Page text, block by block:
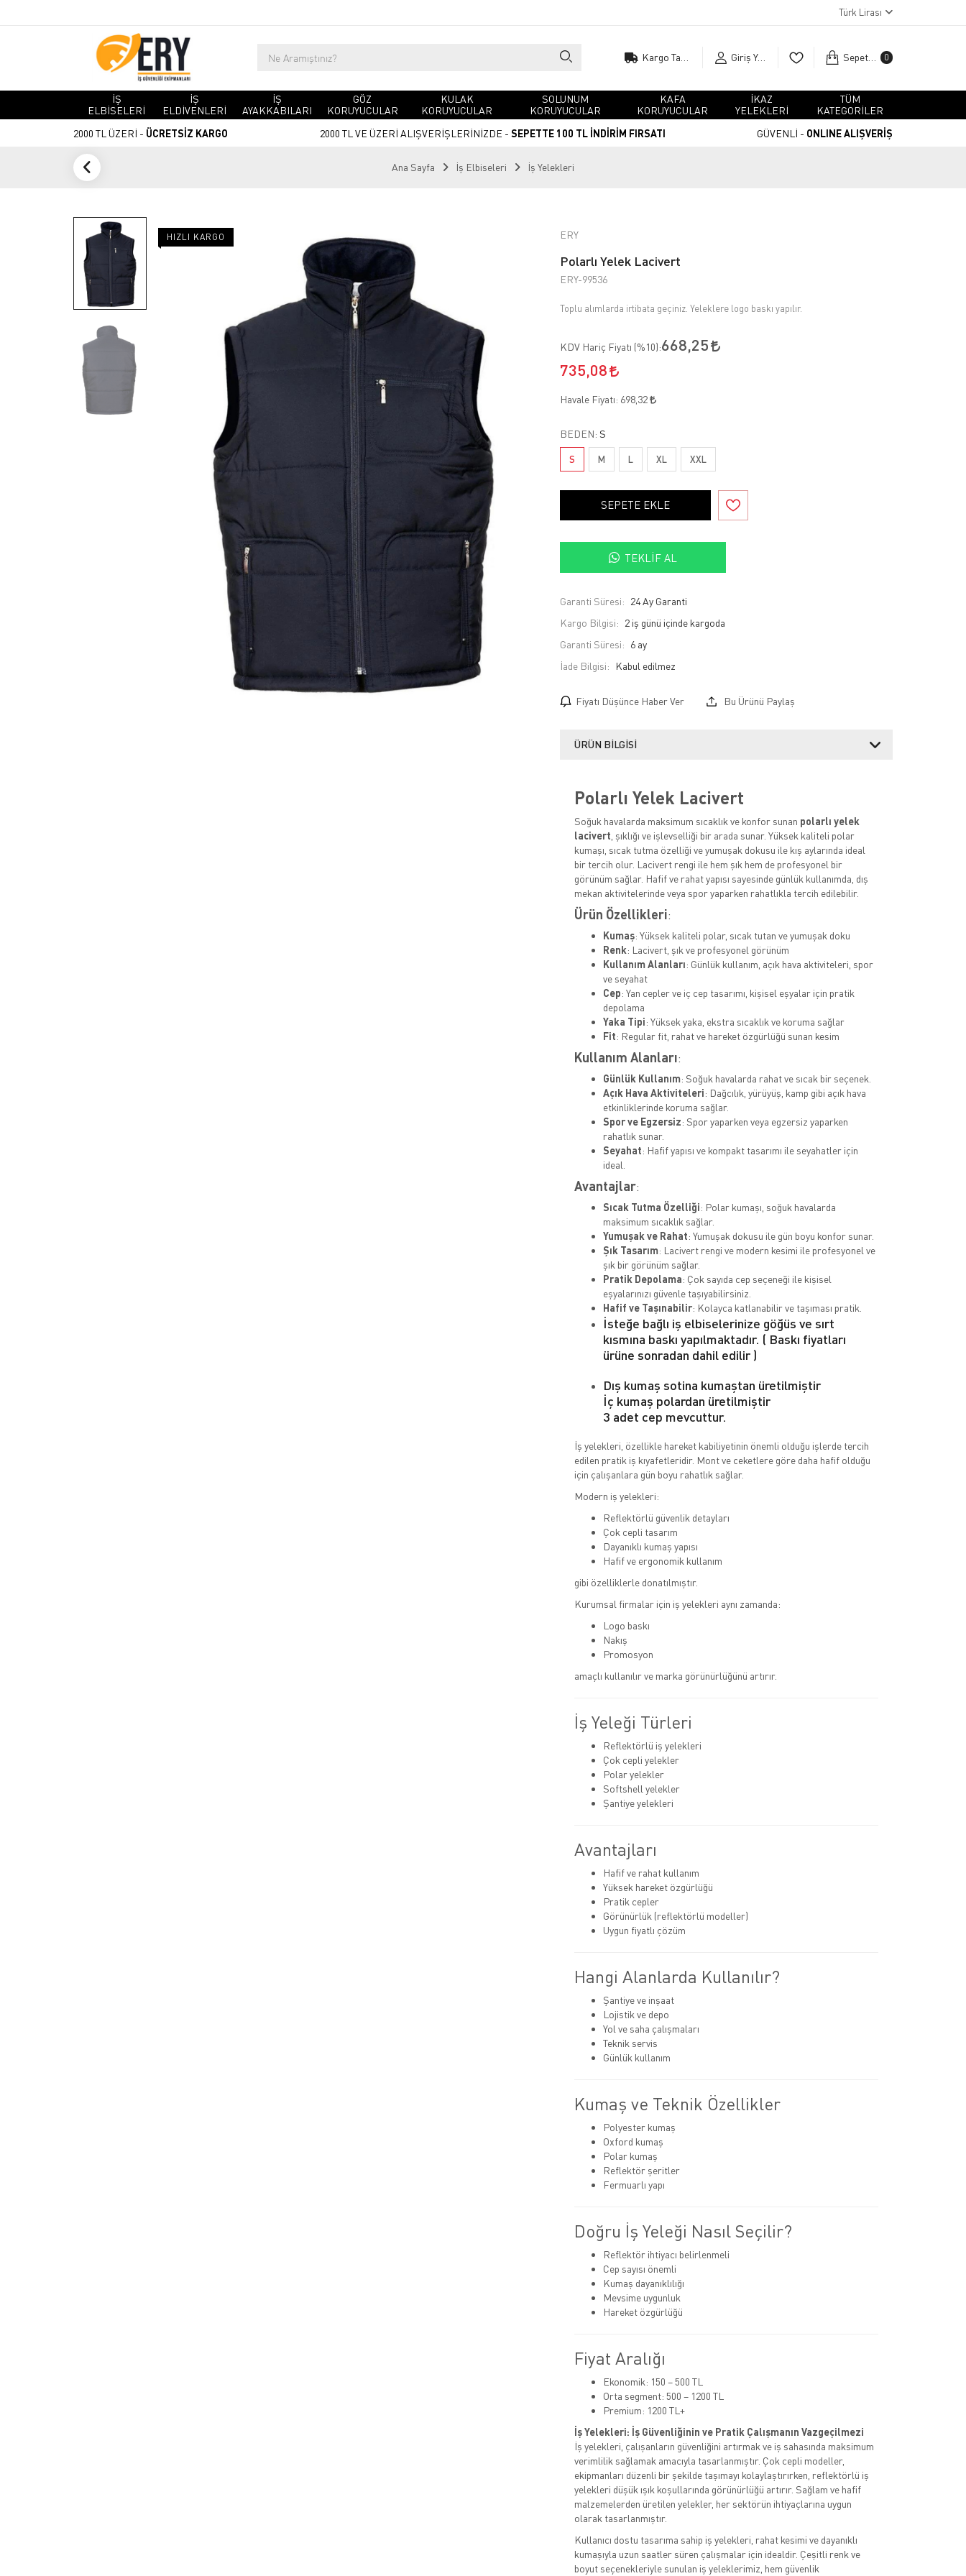
Türk Lirası
Giriş Yap Sepetim 0
İŞ
ELBİSELERİ
İŞ
ELDİVENLERİ
İŞ
AYAKKABILARI
GÖZ
KORUYUCULAR
KULAK
KORUYUCULAR
SOLUNUM
KORUYUCULAR
KAFA
KORUYUCULAR
İKAZ
YELEKLERİ
TÜM
KATEGORİLER
2000 TL ÜZERİ - ÜCRETSİZ KARGO 2000 TL VE ÜZERİ ALIŞVERİŞLERİNİZDE - SEPETTE 100 TL İNDİRİM FIRSATI GÜVENLİ - ONLINE ALIŞVERİŞ
Ana Sayfa İş Elbiseleri İş Yelekleri
HIZLI KARGO ERY
Polarlı Yelek Lacivert
ERY-99536
Toplu alımlarda irtibata geçiniz. Yeleklere logo baskı yapılır.
KDV Hariç Fiyatı (%10):668,25
735,08
Havale Fiyatı: 698,32
BEDEN: S
S M L XL XXL
SEPETE EKLE
TEKLIF AL
Garanti Süresi: 24 Ay Garanti
Kargo Bilgisi: 2 iş günü içinde kargoda
Garanti Süresi: 6 ay
İade Bilgisi:
Fiyatı Düşünce Haber Ver Bu Ürünü Paylaş
ÜRÜN BILGISI
Polarlı Yelek Lacivert
Soğuk havalarda maksimum sıcaklık ve konfor sunan polarlı yelek
lacivert , şıklığı ve işlevselliği bir arada sunar. Yüksek kaliteli polar
kumaşı, sıcak tutma özelliği ve yumuşak dokusu ile kış aylarında ideal
bir tercih olur. Lacivert rengi ile hem şık hem de profesyonel bir
görünüm sağlar. Hafif ve rahat yapısı sayesinde günlük kullanımda, dış
mekan aktivitelerinde veya spor yaparken rahatlıkla tercih edilebilir.
Ürün Özellikleri:
Kumaş: Yüksek kaliteli polar, sıcak tutan ve yumuşak doku
Renk: Lacivert, şık ve profesyonel görünüm
Kullanım Alanları: Günlük kullanım, açık hava aktiviteleri, spor
ve seyahat
Cep: Yan cepler ve iç cep tasarımı, kişisel eşyalar için pratik
depolama
Yaka Tipi: Yüksek yaka, ekstra sıcaklık ve koruma sağlar
Fit: Regular fit, rahat ve hareket özgürlüğü sunan kesim
Kullanım Alanları:
Günlük Kullanım: Soğuk havalarda rahat ve sıcak bir seçenek.
Açık Hava Aktiviteleri: Dağcılık, yürüyüş, kamp gibi açık hava
etkinliklerinde koruma sağlar.
Spor ve Egzersiz: Spor yaparken veya egzersiz yaparken
rahatlık sunar.
Seyahat: Hafif yapısı ve kompakt tasarımı ile seyahatler için
ideal.
Avantajlar:
Sıcak Tutma Özelliği: Polar kumaşı, soğuk havalarda
maksimum sıcaklık sağlar.
Yumuşak ve Rahat: Yumuşak dokusu ile gün boyu konfor sunar.
Şık Tasarım: Lacivert rengi ve modern kesimi ile profesyonel ve
şık bir görünüm sağlar.
Pratik Depolama: Çok sayıda cep seçeneği ile kişisel
eşyalarınızı güvenle taşıyabilirsiniz.
Hafif ve Taşınabilir: Kolayca katlanabilir ve taşıması pratik.
İsteğe bağlı iş elbiselerinize göğüs ve sırt
kısmına baskı yapılmaktadır. ( Baskı fiyatları
ürüne sonradan dahil edilir )
Dış kumaş sotina kumaştan üretilmiştir
İç kumaş polardan üretilmiştir
3 adet cep mevcuttur.
İş yelekleri, özellikle hareket kabiliyetinin önemli olduğu işlerde tercih
edilen pratik iş kıyafetleridir. Mont ve ceketlere göre daha hafif olduğu
için çalışanlara gün boyu rahatlık sağlar.
Modern iş yelekleri:
Reflektörlü güvenlik detayları
Çok cepli tasarım
Dayanıklı kumaş yapısı
Hafif ve ergonomik kullanım
gibi özelliklerle donatılmıştır.
Kurumsal firmalar için iş yelekleri aynı zamanda:
Logo baskı
Nakış
Promosyon
amaçlı kullanılır ve marka görünürlüğünü artırır.
İş Yeleği Türleri
Reflektörlü iş yelekleri
Çok cepli yelekler
Polar yelekler
Softshell yelekler
Şantiye yelekleri
Avantajları
Hafif ve rahat kullanım
Yüksek hareket özgürlüğü
Pratik cepler
Görünürlük (reflektörlü modeller)
Uygun fiyatlı çözüm
Hangi Alanlarda Kullanılır?
Şantiye ve inşaat
Lojistik ve depo
Yol ve saha çalışmaları
Teknik servis
Günlük kullanım
Kumaş ve Teknik Özellikler
Polyester kumaş
Oxford kumaş
Polar kumaş
Reflektör şeritler
Fermuarlı yapı
Doğru İş Yeleği Nasıl Seçilir?
Reflektör ihtiyacı belirlenmeli
Cep sayısı önemli
Kumaş dayanıklılığı
Mevsime uygunluk
Hareket özgürlüğü
Fiyat Aralığı
Ekonomik: 150 – 500 TL
Orta segment: 500 – 1200 TL
Premium: 1200 TL+
İş Yelekleri: İş Güvenliğinin ve Pratik Çalışmanın Vazgeçilmezi
İş yelekleri, çalışanların güvenliğini artırmak ve iş sahasında maksimum
verimlilik sağlamak amacıyla tasarlanmıştır. Çok cepli modeller,
ekipmanları düzenli bir şekilde taşımayı kolaylaştırırken, reflektörlü iş
yelekleri düşük ışık koşullarında görünürlüğü artırır. Sağlam ve hafif
malzemelerden üretilen yelekler, her sektörün ihtiyaçlarına uygun
olarak tasarlanmıştır.
Kullanıcı dostu tasarıma sahip iş yelekleri, rahat kesimi ve dayanıklı
kumaşıyla uzun saatler süren çalışmalar için idealdir. Çeşitli renk ve
boyut seçenekleriyle sunulan iş yeleklerimiz, hem güvenlik